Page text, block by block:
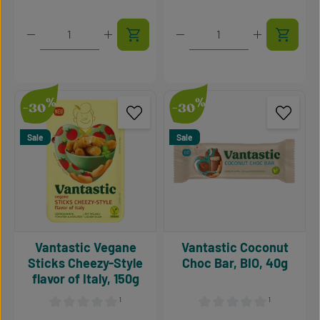
Produkt Anzahl: Gib den gewünschten Wert ein
Produkt Anzahl: Gib
-30%
Sale
¹
Vantastic Vegane
Sticks Cheezy-Style
flavor of Italy, 150g
-30%
Sale
¹
Vantastic Coconut
Choc Bar, BIO, 40g